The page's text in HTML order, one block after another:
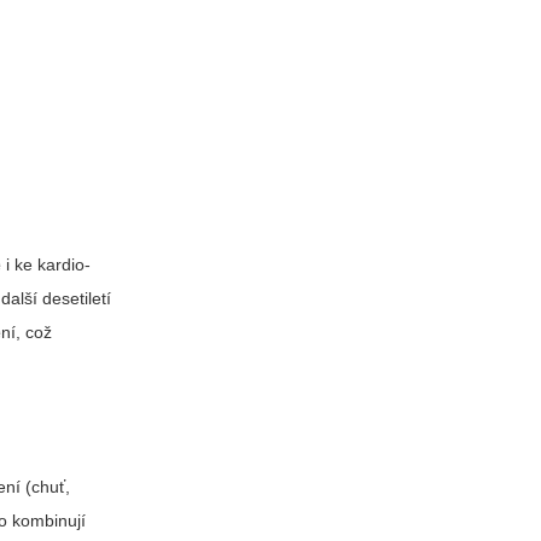
i ke kardio-
desetiletí
což
(chuť,
kombinují